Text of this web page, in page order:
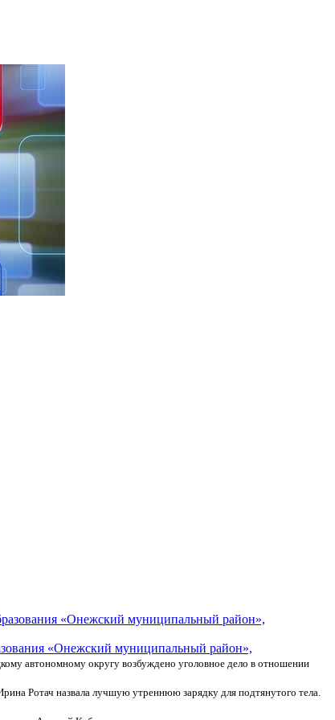
«Онежский муниципальный район»,
автономному округу возбуждено уголовное дело в отношении
Ротач назвала лучшую утреннюю зарядку для подтянутого тела.